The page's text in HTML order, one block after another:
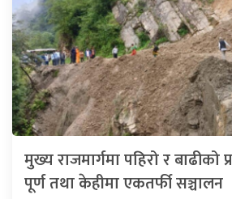
मुख्य राजमार्गमा पहिरो र
पूर्ण तथा केहीमा एकतर्फी सञ्चालन